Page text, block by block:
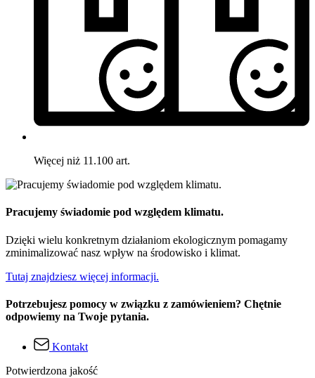
Więcej niż 11.100 art.
Pracujemy świadomie pod względem klimatu.
Dzięki wielu konkretnym działaniom ekologicznym pomagamy
zminimalizować nasz wpływ na środowisko i klimat.
Tutaj znajdziesz więcej informacji.
Potrzebujesz pomocy w związku z zamówieniem? Chętnie
odpowiemy na Twoje pytania.
Kontakt
Potwierdzona jakość